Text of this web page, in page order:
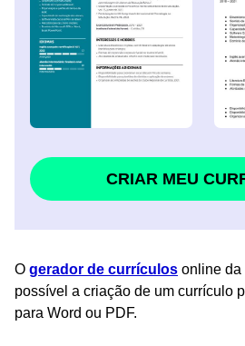
CRIAR MEU
O gerador de currículos online da
possível a criação de um currículo
para Word ou PDF.